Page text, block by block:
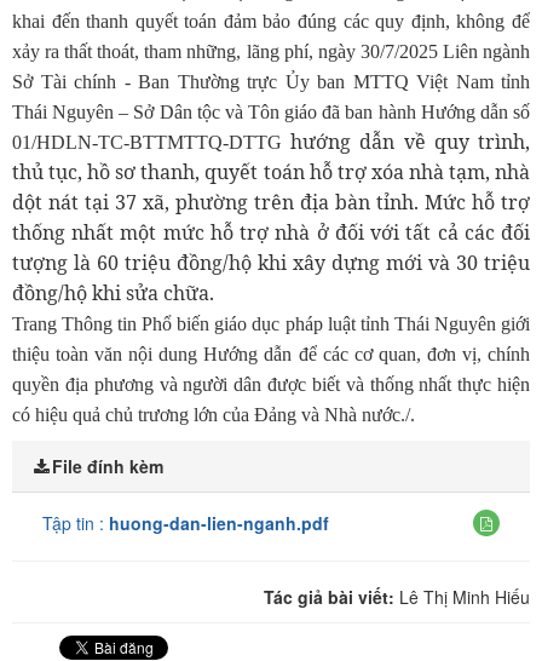
khai đến thanh quyết toán đảm bảo đúng các quy định, không để
xảy ra thất thoát, tham những, lãng phí, ngày 30/7/2025 Liên ngành
Sở Tài chính - Ban Thường trực Ủy ban MTTQ Việt Nam tỉnh
Thái Nguyên – Sở Dân tộc và Tôn giáo đã ban hành Hướng dẫn số
01/HDLN-TC-BTTMTTQ-DTTG hướng dẫn về quy trình,
thủ tục, hồ sơ thanh, quyết toán hỗ trợ xóa nhà tạm, nhà
dột nát tại 37 xã, phường trên địa bàn tỉnh. Mức hỗ trợ
thống nhất một mức hỗ trợ nhà ở đối với tất cả các đối
tượng là 60 triệu đồng/hộ khi xây dựng mới và 30 triệu
đồng/hộ khi sửa chữa.
Trang Thông tin Phổ biến giáo dục pháp luật tỉnh Thái Nguyên giới
thiệu toàn văn nội dung Hướng dẫn để các cơ quan, đơn vị, chính
quyền địa phương và người dân được biết và thống nhất thực hiện
có hiệu quả chủ trương lớn của Đảng và Nhà nước./.
File đính kèm
Tập tin : huong-dan-lien-nganh.pdf
Tác giả bài viết: Lê Thị Minh Hiếu